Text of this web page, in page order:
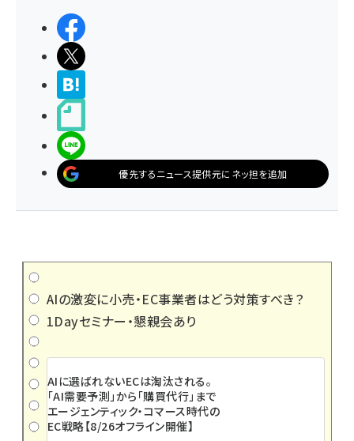
優先するニュース提供元にネッ担を追加
AIの激変に小売・EC事業者はどう対策すべき？
1Dayセミナー・懇親会あり
AIに選ばれないECは淘汰される。
「AI需要予測」から「購買代行」まで
エージェンティック・コマース時代の
EC戦略【8/26オフライン開催】